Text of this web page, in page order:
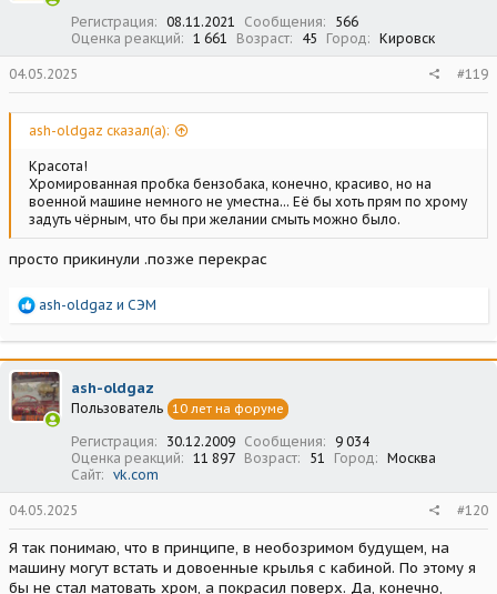
Регистрация 08.11.2021 Сообщения
566
Оценка реакций
1 661 Возраст 45 Город Кировск
04.05.2025 #119
ash-oldgaz сказал(а):
Красота!
Хромированная пробка бензобака, конечно, красиво, но на
военной машине немного не уместна... Её бы хоть прям по хрому
задуть чёрным, что бы при желании смыть можно было.
просто прикинули .позже перекрас
Р
а
к
ц
и
и
ash-oldgaz и СЭМ
ash-oldgaz
Пользователь 10 лет на форуме
Регистрация 30.12.2009 Сообщения
9 034
Оценка реакций
11 897 Возраст 51 Город
Москва
Сайт
vk.com
04.05.2025 #120
Я так понимаю, что в принципе, в необозримом будущем, на
машину могут встать и довоенные крылья с кабиной. По этому я
бы не стал матовать хром, а покрасил поверх. Да, конечно,